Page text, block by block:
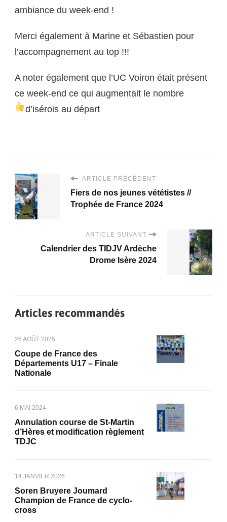
ambiance du week-end !
Merci également à Marine et Sébastien pour
l’accompagnement au top !!!
A noter également que l’UC Voiron était présent
ce week-end ce qui augmentait le nombre
d’isérois au départ
ARTICLE PRÉCÉDENT
Fiers de nos jeunes vététistes //
Trophée de France 2024
ARTICLE SUIVANT
Calendrier des TIDJV Ardèche
Drome Isère 2024
Articles recommandés
26 AOÛT 2025
Coupe de France des
Départements U17 – Finale
Nationale
6 MAI 2024
Annulation course de St-Martin
d’Hères et modification règlement
TDJC
14 JANVIER 2026
Soren Bruyere Joumard
Champion de France de cyclo-
cross